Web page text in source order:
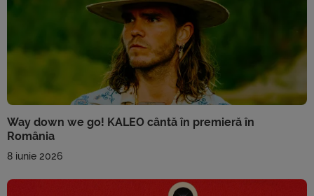
Way down we go! KALEO cântă în premieră în
România
8 iunie 2026